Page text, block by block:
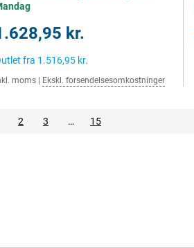
kr.
fra 1.516,95 kr.
moms Ekskl. forsendelsesomkostninger
2 3 … 15